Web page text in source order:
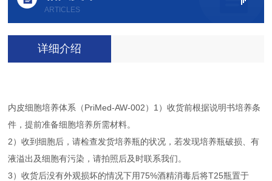
ARTICLES
详细介绍
内皮细胞培养体系（PriMed-AW-002）1）收货前根据说明书培养条
件，提前准备细胞培养所需材料。
2）收到细胞后，请检查发货培养瓶的状况，若发现培养瓶破损、有
液溢出及细胞有污染，请拍照后及时联系我们。
3）收货后没有外观损坏的情况下用75%酒精消毒后将T25瓶置于